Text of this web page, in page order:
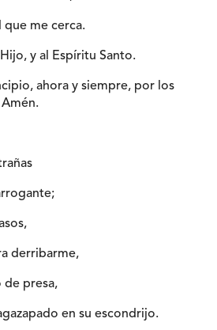
me cerca.
y al Espíritu Santo.
ahora y siempre, por los
derribarme,
de presa,
en su escondrijo.